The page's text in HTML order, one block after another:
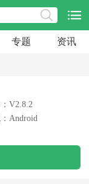
专题 资讯
V2.8.2
Android